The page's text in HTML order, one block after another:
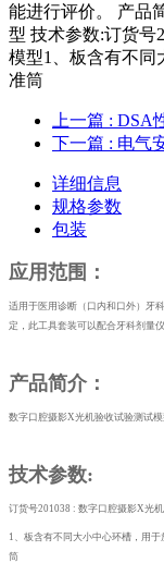
能进行评价。 产品
型 技术参数:订货号
模型1、板含有不同
准筒
上一篇 : DSA
下一篇 : 电气
详细信息
规格参数
包装
应用范围：
适用于医用诊断（口内和口外）牙科
定，此工具套装可以配合牙科剂量
产品简介：
数字口腔摄影X光机验收试验测试模
技术参数:
订货号201038 : 数字口腔摄影X光
1、板含有不同大小中心环槽，用